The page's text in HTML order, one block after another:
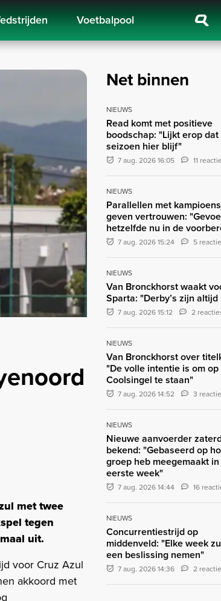
Voetbalpool
met twee
tegen
uit.
voor Cruz Azul
akkoord met
Net binnen
NIEUWS
Read komt met positieve
boodschap: "Lijkt erop
seizoen hier blijf"
7 aug. 2026 16:05 11
NIEUWS
Parallellen met
geven vertrouwen:
hetzelfde nu in de
7 aug. 2026 15:24 5
NIEUWS
Van Bronckhorst waakt
Sparta: "Derby’s zijn
7 aug. 2026 15:12 2
NIEUWS
Van Bronckhorst over
"De volle intentie is om op
Coolsingel te staan"
7 aug. 2026 14:52 3
NIEUWS
Nieuwe aanvoerder
bekend: "Gebaseerd op
groep heb meegemaakt
eerste week"
7 aug. 2026 14:44 16
NIEUWS
Concurrentiestrijd op
middenveld: "Elke week
een beslissing nemen"
7 aug. 2026 14:36 2